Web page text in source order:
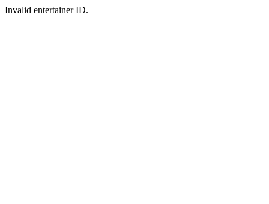
Invalid entertainer ID.